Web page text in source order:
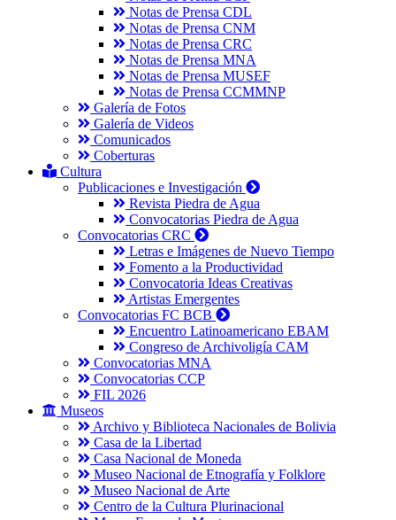
Notas de Prensa CDL
Notas de Prensa CNM
Notas de Prensa CRC
Notas de Prensa MNA
Notas de Prensa MUSEF
Notas de Prensa CCMMNP
Galería de Fotos
Galería de Videos
Comunicados
Coberturas
Cultura
Publicaciones e Investigación
Revista Piedra de Agua
Convocatorias Piedra de Agua
Convocatorias CRC
Letras e Imágenes de Nuevo Tiempo
Fomento a la Productividad
Convocatoria Ideas Creativas
Artistas Emergentes
Convocatorias FC BCB
Encuentro Latinoamericano EBAM
Congreso de Archivoligía CAM
Convocatorias MNA
Convocatorias CCP
FIL 2026
Museos
Archivo y Biblioteca Nacionales de Bolivia
Casa de la Libertad
Casa Nacional de Moneda
Museo Nacional de Etnografía y Folklore
Museo Nacional de Arte
Centro de la Cultura Plurinacional